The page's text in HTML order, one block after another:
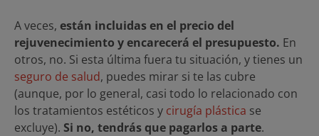
A veces, están incluidas en el precio del
rejuvenecimiento y encarecerá el presupuesto. En
otros, no. Si esta última fuera tu situación, y tienes un
seguro de salud, puedes mirar si te las cubre
(aunque, por lo general, casi todo lo relacionado con
los tratamientos estéticos y cirugía plástica se
excluye). Si no, tendrás que pagarlos a parte.